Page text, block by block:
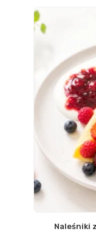
Naleśniki